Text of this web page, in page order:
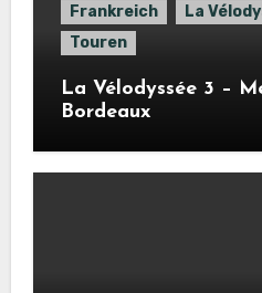
Frankreich La
Touren
La Vélodyssée 3 –
Bordeaux